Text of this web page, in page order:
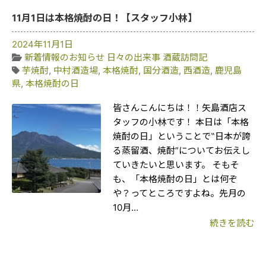
11月1日は本格焼酎の日！【スタッフ小林】
2024年11月1日
新着情報のお知らせ 日々の出来事 酒蔵訪問記
芋焼酎, 中村酒造場, 本格焼酎, 国分酒造, 西酒造, 鹿児島
県, 本格焼酎の日
皆さんこんにちは！！矢島酒店ス
タッフの小林です！ 本日は「本格
焼酎の日」ということで‟日本が誇
る蒸留酒、焼酎”についてお伝えし
ていきたいと思います。 そもそ
も、「本格焼酎の日」とは何ぞ
や？ってところですよね。先月の
10月…
続きを読む